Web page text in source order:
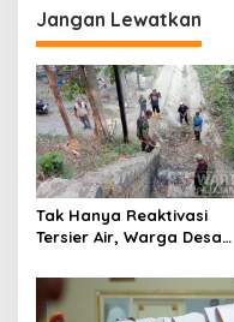
g
a
s
i
p
o
s
Jangan Lewatkan
Tak Hanya Reaktivasi
Tersier Air, Warga Desa
Alternatif di Padalarang